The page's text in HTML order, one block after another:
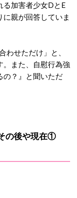
る加害者少女DとE
親が回答していま
わせただけ」と、
。また、自慰行為強
の？』と聞いただ
の後や現在①